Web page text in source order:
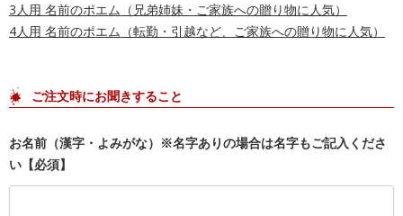
3人用 名前のポエム（兄弟姉妹・ご家族への贈り物に人気）
4人用 名前のポエム（転勤・引越など、ご家族への贈り物に人気）
ご注文時にお聞きすること
お名前（漢字・よみがな）※名字ありの場合は名字もご記入くださ
い【必須】